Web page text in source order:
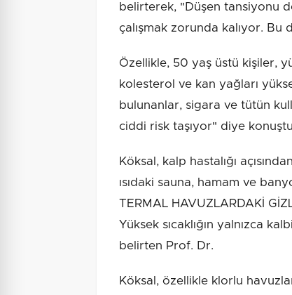
belirterek, "Düşen tansiyonu
çalışmak zorunda kalıyor. Bu
Özellikle, 50 yaş üstü kişiler,
kolesterol ve kan yağları
bulunanlar, sigara ve tütün
ciddi risk taşıyor" diye
Köksal, kalp hastalığı
ısıdaki sauna, hamam ve
TERMAL HAVUZLARDAKİ
Yüksek sıcaklığın yalnızca
belirten Prof. Dr.
Köksal, özellikle klorlu